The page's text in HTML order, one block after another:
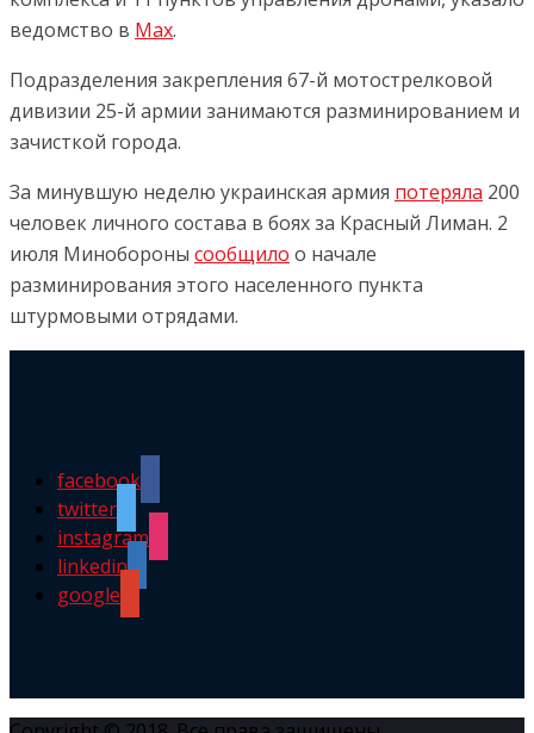
ведомство в Max.
Подразделения закрепления 67-й мотострелковой
дивизии 25-й армии занимаются разминированием и
зачисткой города.
За минувшую неделю украинская армия потеряла 200
человек личного состава в боях за Красный Лиман. 2
июля Минобороны сообщило о начале
разминирования этого населенного пункта
штурмовыми отрядами.
facebook
twitter
instagram
linkedin
google